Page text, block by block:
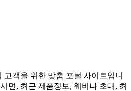
고객을 위한 맞춤 포털 사이트입니
면, 최근 제품정보, 웨비나 초대, 최